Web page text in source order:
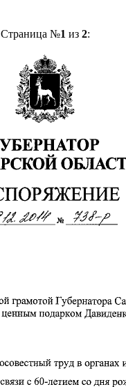
Страница №1 из 2: